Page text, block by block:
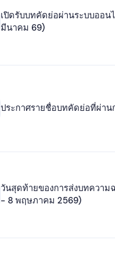
เปิดรับบทคัดย่อผ่านระบบออน
มีนาคม 69)
ประกาศรายชื่อบทคัดย่อที่ผ่า
วันสุดท้ายของการส่งบทความ
- 8 พฤษภาคม 2569)